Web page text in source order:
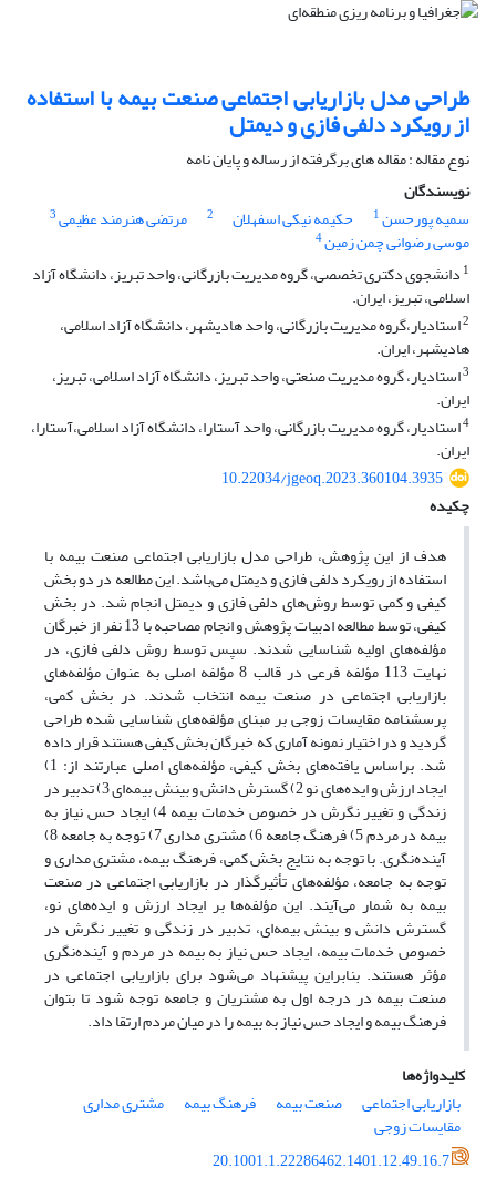
طراحی مدل بازاریابی اجتماعی صنعت بیمه با استفاده
از رویکرد دلفی فازی و دیمتل
نوع مقاله : مقاله های برگرفته از رساله و پایان نامه
نویسندگان
سمیه پورحسن1 حکیمه نیکی اسفهلان 2 مرتضی هنرمند عظیمی3
موسی رضوانی چمن زمین4
1 دانشجوی دکتری تخصصی، گروه مدیریت بازرگانی، واحد تبریز، دانشگاه آزاد
اسلامی، تبریز، ایران.
2استادیار،گروه مدیریت بازرگانی، واحد هادیشهر، دانشگاه آزاد اسلامی،
هادیشهر، ایران.
3استادیار، گروه مدیریت صنعتی، واحد تبریز، دانشگاه آزاد اسلامی، تبریز،
ایران.
4استادیار، گروه مدیریت بازرگانی، واحد آستارا، دانشگاه آزاد اسلامی،آستارا،
ایران.
10.22034/jgeoq.2023.360104.3935
چکیده
هدف از این پژوهش، طراحی مدل بازاریابی اجتماعی صنعت بیمه با
استفاده از رویکرد دلفی فازی و دیمتل می‌باشد. این مطالعه در دو بخش
کیفی و کمی توسط روش‌های دلفی فازی و دیمتل انجام شد. در بخش
کیفی، توسط مطالعه ادبیات پژوهش و انجام مصاحبه با 13 نفر از خبرگان
مؤلفه‌های اولیه شناسایی شدند. سپس توسط روش دلفی فازی، در
نهایت 113 مؤلفه فرعی در قالب 8 مؤلفه اصلی به عنوان مؤلفه‌های
بازاریابی اجتماعی در صنعت بیمه انتخاب شدند. در بخش کمی،
پرسشنامه مقایسات زوجی بر مبنای مؤلفه‌های شناسایی شده طراحی
گردید و در اختیار نمونه آماری که خبرگان بخش کیفی هستند قرار داده
شد. براساس یافته‌های بخش کیفی، مؤلفه‌های اصلی عبارتند از: 1)
ایجاد ارزش و ایده‌های نو 2) گسترش دانش و بینش بیمه‌ای 3) تدبیر در
زندگی و تغییر نگرش در خصوص خدمات بیمه 4) ایجاد حس نیاز به
بیمه در مردم 5) فرهنگ جامعه 6) مشتری مداری 7) توجه به جامعه 8)
آینده‌نگری. با توجه به نتایج بخش کمی، فرهنگ بیمه، مشتری مداری و
توجه به جامعه، مؤلفه‌های تأثیرگذار در بازاریابی اجتماعی در صنعت
بیمه به شمار می‌آیند. این مؤلفه‌ها بر ایجاد ارزش و ایده‌های نو،
گسترش دانش و بینش بیمه‌ای، تدبیر در زندگی و تغییر نگرش در
خصوص خدمات بیمه، ایجاد حس نیاز به بیمه در مردم و آینده‌نگری
مؤثر هستند. بنابراین پیشنهاد می‌شود برای بازاریابی اجتماعی در
صنعت بیمه در درجه اول به مشتریان و جامعه توجه شود تا بتوان
فرهنگ بیمه و ایجاد حس نیاز به بیمه را در میان مردم ارتقا داد.
کلیدواژه‌ها
بازاریابی اجتماعی
صنعت بیمه فرهنگ بیمه مشتری مداری
مقایسات زوجی
20.1001.1.22286462.1401.12.49.16.7